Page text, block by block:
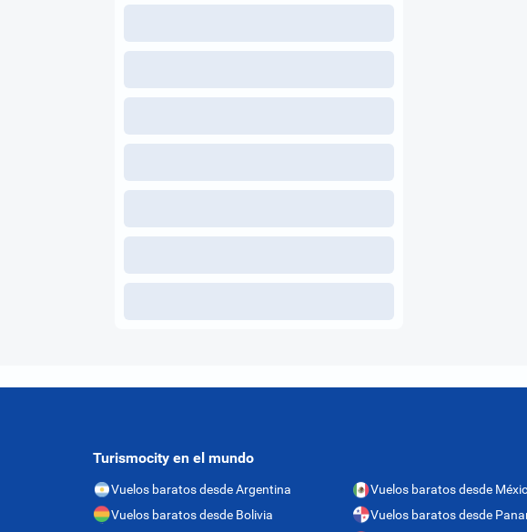
Turismocity en el mundo
Vuelos baratos desde Argentina
Vuelos baratos desde Bolivia
Vuelos baratos desde
Vuelos baratos desde